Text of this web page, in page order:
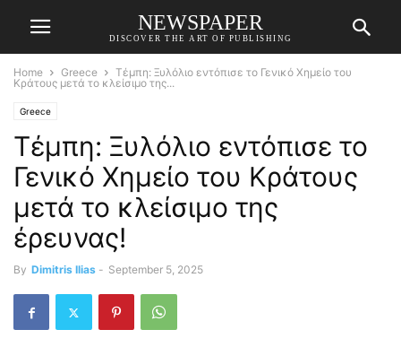
NEWSPAPER
DISCOVER THE ART OF PUBLISHING
Home Greece
Τέμπη: Ξυλόλιο εντόπισε το Γενικό Χημείο του
Κράτους μετά το κλείσιμο της...
Greece
Τέμπη: Ξυλόλιο εντόπισε το
Γενικό Χημείο του Κράτους
μετά το κλείσιμο της
έρευνας!
By Dimitris Ilias - September 5, 2025